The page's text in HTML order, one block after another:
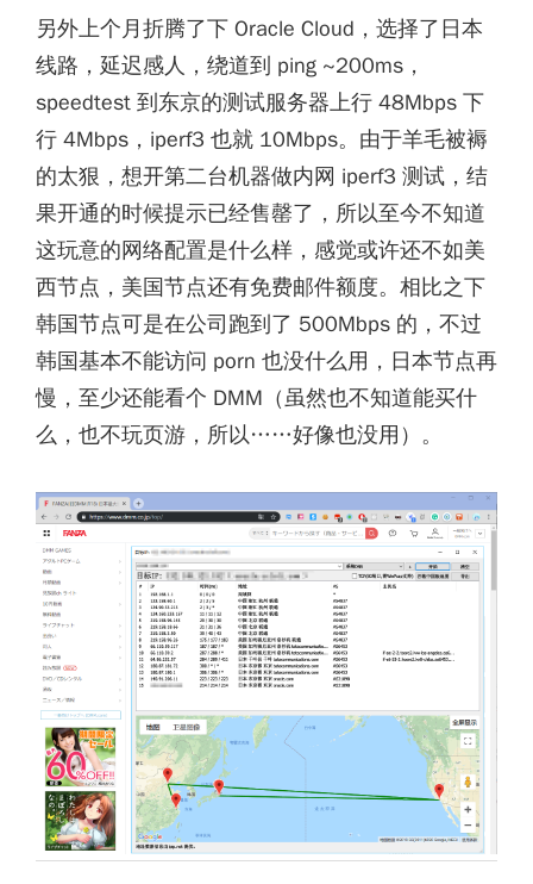
另外上个月折腾了下 Oracle Cloud，选择了日本
线路，延迟感人，绕道到 ping ~200ms，
speedtest 到东京的测试服务器上行 48Mbps 下
行 4Mbps，iperf3 也就 10Mbps。由于羊毛被褥
的太狠，想开第二台机器做内网 iperf3 测试，结
果开通的时候提示已经售罄了，所以至今不知道
这玩意的网络配置是什么样，感觉或许还不如美
西节点，美国节点还有免费邮件额度。相比之下
韩国节点可是在公司跑到了 500Mbps 的，不过
韩国基本不能访问 porn 也没什么用，日本节点再
慢，至少还能看个 DMM（虽然也不知道能买什
么，也不玩页游，所以……好像也没用）。